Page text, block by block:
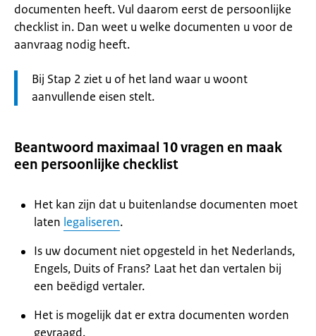
documenten heeft. Vul daarom eerst de persoonlijke
checklist in. Dan weet u welke documenten u voor de
aanvraag nodig heeft.
Let
op:
Bij Stap 2 ziet u of het land waar u woont
aanvullende eisen stelt.
Beantwoord maximaal 10 vragen en maak
een persoonlijke checklist
Het kan zijn dat u buitenlandse documenten moet
laten legaliseren.
Is uw document niet opgesteld in het Nederlands,
Engels, Duits of Frans? Laat het dan vertalen bij
een beëdigd vertaler.
Het is mogelijk dat er extra documenten worden
gevraagd.